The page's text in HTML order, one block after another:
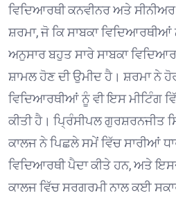
ਵਿਦਿਆਰਥੀ ਕਨਵੀਨਰ ਅਤੇ
ਸ਼ਰਮਾ, ਜੋ ਕਿ ਸਾਬਕਾ
ਅਨੁਸਾਰ ਬਹੁਤ ਸਾਰੇ ਸਾਬਕਾ
ਸ਼ਾਮਲ ਹੋਣ ਦੀ ਉਮੀਦ ਹੈ। ਸ਼ਰਮਾ ਨੇ
ਵਿਦਿਆਰਥੀਆਂ ਨੂੰ ਵੀ ਇਸ ਮੀਟਿੰਗ
ਕੀਤੀ ਹੈ। ਪ੍ਰਿੰਸੀਪਲ ਗੁਰਸ਼ਰਨਜੀਤ
ਕਾਲਜ ਨੇ ਪਿਛਲੇ ਸਮੇਂ ਵਿੱਚ ਸਾਰੀਆਂ
ਵਿਦਿਆਰਥੀ ਪੈਦਾ ਕੀਤੇ ਹਨ, ਅਤੇ
ਕਾਲਜ ਵਿੱਚ ਸਰਗਰਮੀ ਨਾਲ ਕਈ